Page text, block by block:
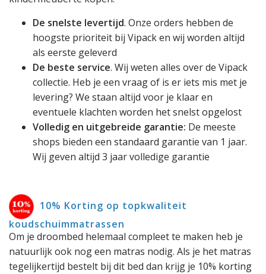
De snelste levertijd. Onze orders hebben de
hoogste prioriteit bij Vipack en wij worden altijd
als eerste geleverd
De beste service. Wij weten alles over de Vipack
collectie. Heb je een vraag of is er iets mis met je
levering? We staan altijd voor je klaar en
eventuele klachten worden het snelst opgelost
Volledig en uitgebreide garantie: De meeste
shops bieden een standaard garantie van 1 jaar.
Wij geven altijd 3 jaar volledige garantie
10% Korting op topkwaliteit
koudschuimmatrassen
Om je droombed helemaal compleet te maken heb je
natuurlijk ook nog een matras nodig. Als je het matras
tegelijkertijd bestelt bij dit bed dan krijg je 10% korting